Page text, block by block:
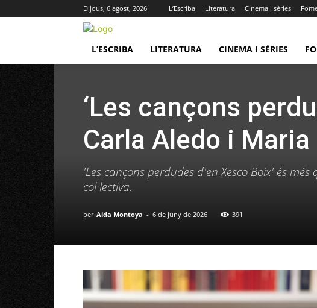
Dijous, 6 agost, 2026 L’Escriba Literatura Cinema i sèries
L’ESCRIBA LITERATURA CINEMA I SÈRIES
‘Les cançons
Carla Aledo i Maria
'Les cançons perdudes d'en Xesco Boix' és
col·lectiva.
per Aida Montoya - 6 de juny de 2026 391